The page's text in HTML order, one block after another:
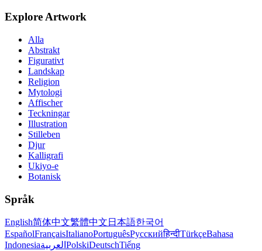
Explore Artwork
Alla
Abstrakt
Figurativt
Landskap
Religion
Mytologi
Affischer
Teckningar
Illustration
Stilleben
Djur
Kalligrafi
Ukiyo-e
Botanisk
Språk
English简体中文繁體中文 日本語한국어
EspañolFrançaisItalianoPortuguêsРусскийहिन्दीTürkçeBahasa
Indonesiaالعربية PolskiDeutschTiếng